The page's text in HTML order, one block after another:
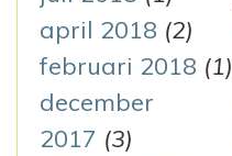
april 2018 (2)
februari 2018 (1)
december
2017 (3)